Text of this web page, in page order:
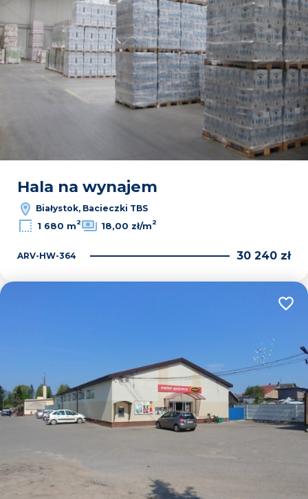
Hala na wynajem
Białystok, Bacieczki TBS
1 680 m2 18,00 zł/m2
ARV-HW-364 30 240 zł